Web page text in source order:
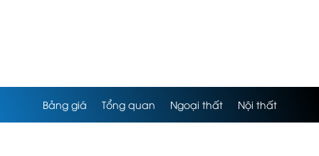
Bảng giá Tổng quan Ngoại thất Nội thất